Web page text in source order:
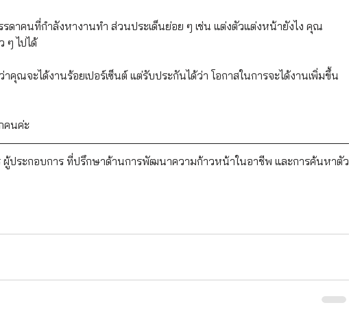
ดาคนที่กำลังหางานทำ ส่วนประเด็นย่อย ๆ เช่น แต่งตัวแต่งหน้ายังไง คุณ
ๆ ไปได้
คุณจะได้งานร้อยเปอร์เซ็นต์ แต่รับประกันได้ว่า โอกาสในการจะได้งานเพิ่มขึ้น
คนค่ะ
ผู้ประกอบการ ที่ปรึกษาด้านการพัฒนาความก้าวหน้าในอาชีพ และการค้นหาตัว